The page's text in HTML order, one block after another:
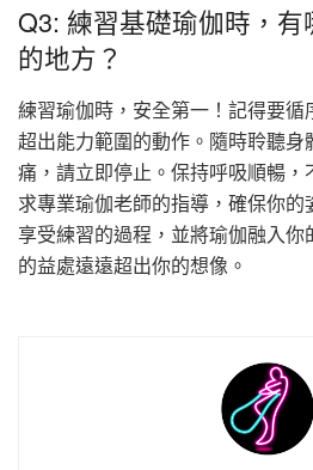
Q3: 練習基礎瑜伽時，
的地方？
練習瑜伽時，安全第一！記得要
超出能力範圍的動作。隨時聆聽
痛，請立即停止。保持呼吸順暢
求專業瑜伽老師的指導，確保你的
享受練習的過程，並將瑜伽融入
的益處遠遠超出你的想像。